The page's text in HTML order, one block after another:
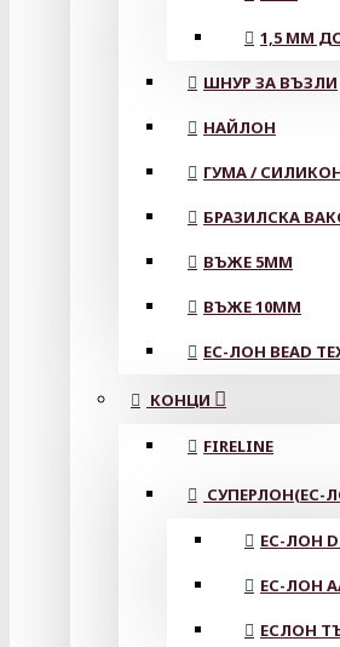
1,5 ММ
ШНУР ЗА ВЪЗЛИ
НАЙЛОН
ГУМА /
БРАЗИЛСКА
ВЪЖЕ 5MM
ВЪЖЕ 10MM
ЕС-ЛОН BEAD
КОНЦИ
FIRELINE
СУПЕРЛОН(ЕС-
ЕС-ЛОН D
ЕС-ЛОН
ЕСЛОН